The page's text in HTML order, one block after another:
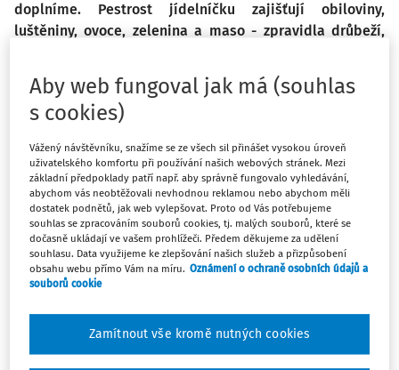
doplníme. Pestrost jídelníčku zajišťují obiloviny,
luštěniny, ovoce, zelenina a maso - zpravidla drůbeží,
vyšší konzumace ryb doporučováno také maso z divoce
žijících zvířat. Zvěřina obsahuje minimum tuku, velké
množství bílkovin, vitamínů a minerálů. V následujícím
zvěřiny.
Srnčí steaky se švestkovou
omáčkou
Ingredience:
1 cibule, 4 lžíce olivového oleje, 1 lžíce cukru (nejlépe
hnědého třtinového), 250 ml červeného vína, 250 ml
drůbežího vývaru, 1 lžíce sójové omáčky, 200 g švestkových
Aby web fungoval jak má (souhlas
s cookies)
Vážený návštěvníku, snažíme se ze všech sil přinášet vysokou úroveň
uživatelského komfortu při používání našich webových stránek. Mezi
základní předpoklady patří např. aby správně fungovalo vyhledávání,
abychom vás neobtěžovali nevhodnou reklamou nebo abychom měli
dostatek podnětů, jak web vylepšovat. Proto od Vás potřebujeme
souhlas se zpracováním souborů cookies, tj. malých souborů, které se
dočasně ukládají ve vašem prohlížeči. Předem děkujeme za udělení
souhlasu. Data využijeme ke zlepšování našich služeb a přizpůsobení
obsahu webu přímo Vám na míru. Oznámení o ochraně osobních údajů a
souborů cookie
Zamítnout vše kromě nutných cookies